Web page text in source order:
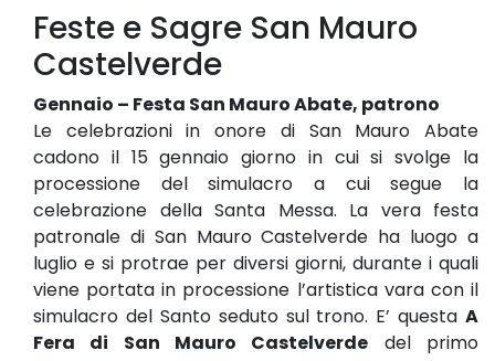
Feste e Sagre San Mauro
Castelverde
Gennaio – Festa San Mauro Abate, patrono
Le celebrazioni in onore di San Mauro Abate
cadono il 15 gennaio giorno in cui si svolge la
processione del simulacro a cui segue la
celebrazione della Santa Messa. La vera festa
patronale di San Mauro Castelverde ha luogo a
luglio e si protrae per diversi giorni, durante i quali
viene portata in processione l’artistica vara con il
simulacro del Santo seduto sul trono. E’ questa A
Fera di San Mauro Castelverde del primo